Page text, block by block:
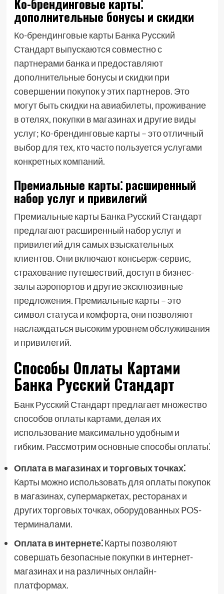
дополнительные бонусы и скидки
Ко-брендинговые карты Банка Русский
Стандарт выпускаются совместно с
партнерами банка и предоставляют
дополнительные бонусы и скидки при
совершении покупок у этих партнеров. Это
могут быть скидки на авиабилеты, проживание
в отелях, покупки в магазинах и другие виды
услуг; Ко-брендинговые карты – это отличный
выбор для тех, кто часто пользуется услугами
конкретных компаний.
Премиальные карты⁚ расширенный
набор услуг и привилегий
Премиальные карты Банка Русский Стандарт
предлагают расширенный набор услуг и
привилегий для самых взыскательных
клиентов. Они включают консьерж-сервис,
страхование путешествий, доступ в бизнес-
залы аэропортов и другие эксклюзивные
предложения. Премиальные карты – это
символ статуса и комфорта, они позволяют
наслаждаться высоким уровнем обслуживания
и привилегий.
Способы Оплаты Картами
Банка Русский Стандарт
Банк Русский Стандарт предлагает множество
способов оплаты картами, делая их
использование максимально удобным и
гибким. Рассмотрим основные способы оплаты⁚
Оплата в магазинах и торговых точках⁚
Карты можно использовать для оплаты покупок
в магазинах, супермаркетах, ресторанах и
других торговых точках, оборудованных POS-
терминалами.
Оплата в интернете⁚Карты позволяют
совершать безопасные покупки в интернет-
магазинах и на различных онлайн-
платформах.